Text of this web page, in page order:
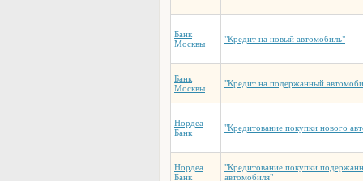
Банк
Москвы
"Кредит на новый автомобиль"
Банк
Москвы
"Кредит на подержанный
Нордеа
Банк
"Кредитование покупки нового
Нордеа
Банк
"Кредитование покупки
автомобиля"